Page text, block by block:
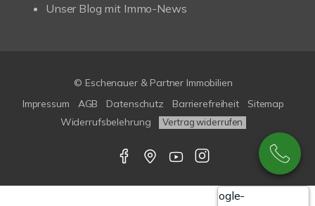
Unser Blog mit Immo-News
© Eschenauer & Partner Immobilien
Impressum
AGB Datenschutz Barrierefreiheit
Sitemap
Widerrufsbelehrung
Vertrag widerrufen
Google-